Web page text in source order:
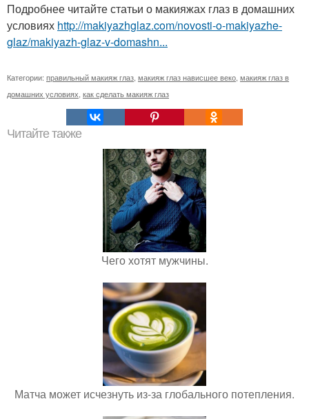
Подробнее читайте статьи о макияжах глаз в домашних
условиях http://makiyazhglaz.com/novosti-o-makiyazhe-
glaz/makiyazh-glaz-v-domashn...
Категории: правильный макияж глаз макияж глаз нависшее веко макияж глаз в
домашних условиях как сделать макияж глаз
Читайте также
Чего хотят мужчины.
Матча может исчезнуть из-за глобального потепления.